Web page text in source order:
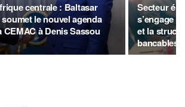
centrale : Baltasar
le nouvel agenda
à Denis Sassou
Secteur
s’engage
et la
bancables